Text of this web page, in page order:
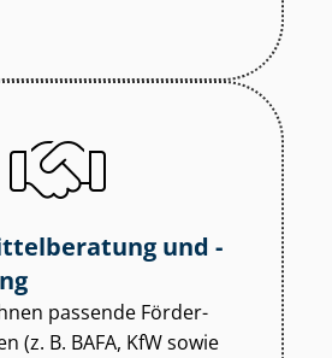
und -
passende För­der­
(z. B. BAFA, KfW sowie